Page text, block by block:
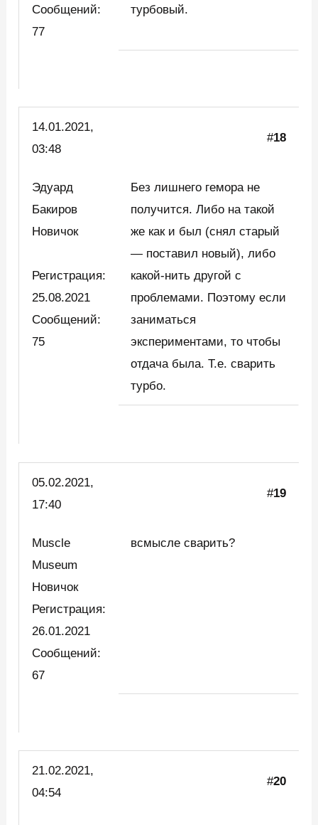
Сообщений:
77
турбовый.
14.01.2021,
03:48
#18
Эдуард
Бакиров
Новичок
Регистрация:
25.08.2021
Сообщений:
75
Без лишнего гемора не
получится. Либо на такой
же как и был (снял старый
— поставил новый), либо
какой-нить другой с
проблемами. Поэтому если
заниматься
экспериментами, то чтобы
отдача была. Т.е. сварить
турбо.
05.02.2021,
17:40
#19
Muscle
Museum
Новичок
Регистрация:
26.01.2021
Сообщений:
67
всмысле сварить?
21.02.2021,
04:54
#20